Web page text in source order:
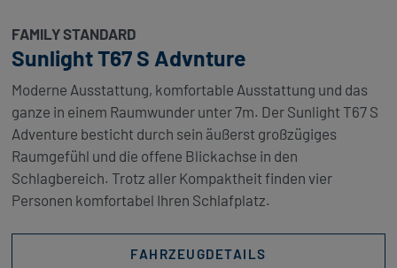
FAMILY STANDARD
Sunlight T67 S Advnture
Moderne Ausstattung, komfortable Ausstattung und das
ganze in einem Raumwunder unter 7m. Der Sunlight T67 S
Adventure besticht durch sein äußerst großzügiges
Raumgefühl und die offene Blickachse in den
Schlagbereich. Trotz aller Kompaktheit finden vier
Personen komfortabel Ihren Schlafplatz.
FAHRZEUGDETAILS